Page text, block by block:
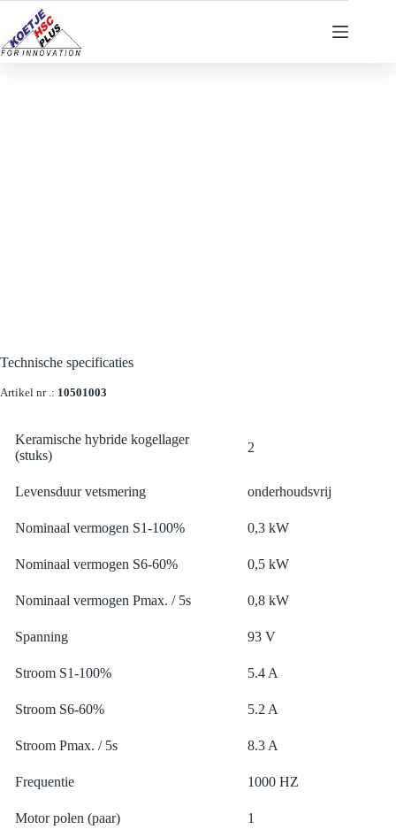
de
inhoud
Technische specificaties
Artikel nr .: 10501003
Keramische hybride kogellager
(stuks)
2
Levensduur vetsmering onderhoudsvrij
Nominaal vermogen S1-100% 0,3 kW
Nominaal vermogen S6-60% 0,5 kW
Nominaal vermogen Pmax. / 5s 0,8 kW
Spanning 93 V
Stroom S1-100% 5.4 A
Stroom S6-60% 5.2 A
Stroom Pmax. / 5s 8.3 A
Frequentie 1000 HZ
Motor polen (paar) 1